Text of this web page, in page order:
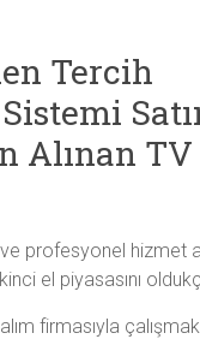
Tercih
Alınan
profesyonel hizmet
el piyasasını
firmasıyla